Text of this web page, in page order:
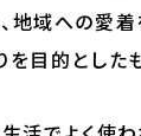
地域への愛
目的とした